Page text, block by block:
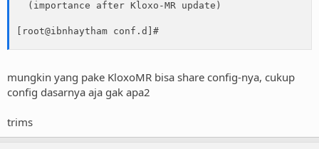
  (importance after Kloxo-MR update)
[root@ibnhaytham conf.d]#
mungkin yang pake KloxoMR bisa share config-nya, cukup
config dasarnya aja gak apa2
trims